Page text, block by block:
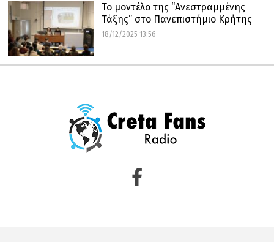
Το μοντέλο της “Ανεστραμμένης
Τάξης” στο Πανεπιστήμιο Κρήτης
18/12/2025 13:56